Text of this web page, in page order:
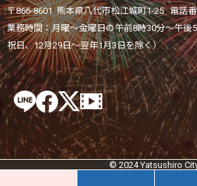
〒866-8601 熊本県八代市松江城町1-25 電話
業務時間：月曜～金曜日の午前8時30分～午後
祝日、12月29日～翌年1月3日を除く）
© 2024 Yatsushiro